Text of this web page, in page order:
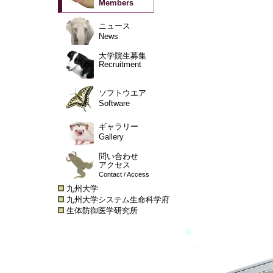
Members
ニュース
News
大学院生募集
Recruitment
ソフトウエア
Software
ギャラリー
Gallery
問い合わせ
アクセス
Contact / Access
九州大学
九州大学システム生命科学府
生体防御医学研究所